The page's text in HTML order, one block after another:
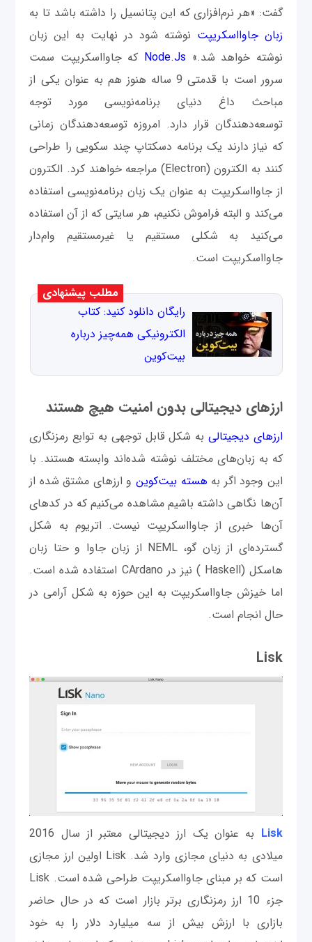
گفت: «هر نرم‌افزاری که این پتانسیل را داشته باشد تا به
زبان جاوااسکریپت نوشته شود در نهایت به این زبان
نوشته خواهد شد.» Node.Js که جاوااسکریپت سمت
سرور است با قدمتی 9 ساله هنوز هم به عنوان یکی از
مباحث داغ دنیای برنامه‌نویسی مورد توجه
توسعه‌دهندگان قرار دارد. امروزه توسعه‌دهندگان زمانی
که نیاز دارند یک برنامه دسکتاپ چند سکویی را طراحی
کنند به الکترون (Electron) مراجعه خواهند کرد. الکترون
از جاوااسکریپت به عنوان یک زبان برنامه‌نویسی استفاده
می‌کند و البته فراموش نکنیم، هر سایتی که از آن استفاده
می‌کنید به شکلی مستقیم یا غیرمستقیم وام‌دار
جاوااسکریپت است.
مطلب پیشنهادی
رایگان دانلود کنید: کتاب
الکترونیکی همه‌چیز درباره
بیت‌کوین
ارزهای دیجیتالی بدون امنیت هیچ هستند
ارزهای دیجیتالی به شکل قابل توجهی به توابع رمزنگاری
که به زبان‌های مختلف نوشته شده‌اند وابسته هستند. با
این وجود اگر به هسته بیت‌کوینو ارزهای مشتق شده از
آن‌ها نگاهی داشته باشیم مشاهده می‌کنیم که در کدهای
آن‌ها خبری از جاوااسکریپت نیست. اتریوم به شکل
گسترده‌ای از زبان گو، NEML از زبان جاوا و حتا زبان
هاسکل (Haskell ) نیز در CArdano استفاده شده است.
اما خیزش جاوااسکریپت به این حوزه به شکل آرامی در
حال انجام است.
Lisk
Lisk
به عنوان یک ارز دیجیتالی معتبر از سال 2016
میلادی به دنیای مجازی وارد شد. Lisk اولین ارز مجازی
است که بر مبنای جاوااسکریپت طراحی شده است. Lisk
جزء 10 ارز رمزنگاری برتر بازار است که در حال حاضر
بازاری با ارزش بیش از سه میلیارد دلار را به خود